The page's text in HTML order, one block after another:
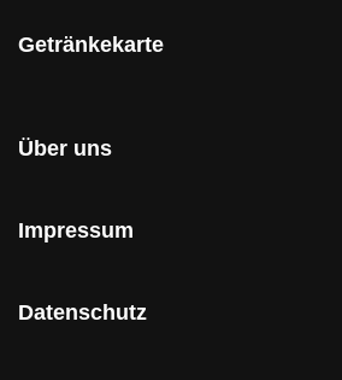
Getränkekarte
Über uns
Impressum
Datenschutz